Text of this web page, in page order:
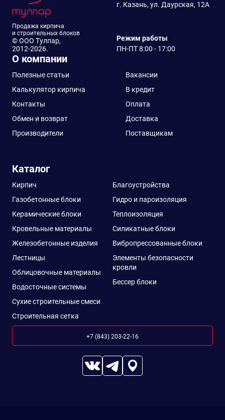
Продажа кирпича
и строительных блоков
© ООО Тулпар,
2012-2026.
г. Казань, ул. Даурская, 12А
Режим работы
ПН-ПТ 8:00 - 17:00
О компании
Полезные статьи
Вакансии
Калькулятор кирпича
В кредит
Контакты
Оплата
Обмен и возврат
Доставка
Производители
Поставщикам
Каталог
Кирпич
Газобетонные блоки
Керамические блоки
Кровельные материалы
Железобетонные изделия
Лестницы
Облицовочные материалы
Водосточные системы
Сухие строительные смеси
Строительная сетка
Благоустройства
Гидро и пароизоляция
Теплоизоляция
Силикатные блоки
Вибропрессованные блоки
Элементы безопасности
кровли
Бессер блоки
+7 (843) 203-22-16